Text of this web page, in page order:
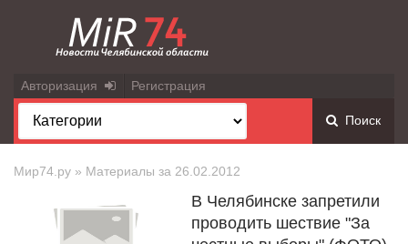
Авторизация Регистрация
Поиск
Мир74.ру » Материалы за 26.02.2012
В Челябинске запретили
проводить шествие "За